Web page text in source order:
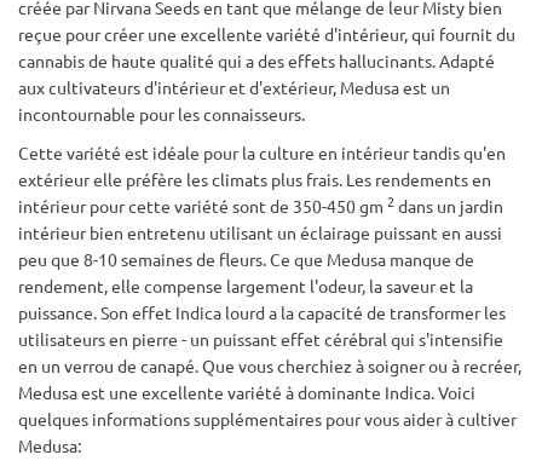
créée par Nirvana Seeds en tant que mélange de leur Misty bien
reçue pour créer une excellente variété d'intérieur, qui fournit du
cannabis de haute qualité qui a des effets hallucinants. Adapté
aux cultivateurs d'intérieur et d'extérieur, Medusa est un
incontournable pour les connaisseurs.
Cette variété est idéale pour la culture en intérieur tandis qu'en
extérieur elle préfère les climats plus frais. Les rendements en
intérieur pour cette variété sont de 350-450 gm 2 dans un jardin
intérieur bien entretenu utilisant un éclairage puissant en aussi
peu que 8-10 semaines de fleurs. Ce que Medusa manque de
rendement, elle compense largement l'odeur, la saveur et la
puissance. Son effet Indica lourd a la capacité de transformer les
utilisateurs en pierre - un puissant effet cérébral qui s'intensifie
en un verrou de canapé. Que vous cherchiez à soigner ou à recréer,
Medusa est une excellente variété à dominante Indica. Voici
quelques informations supplémentaires pour vous aider à cultiver
Medusa: